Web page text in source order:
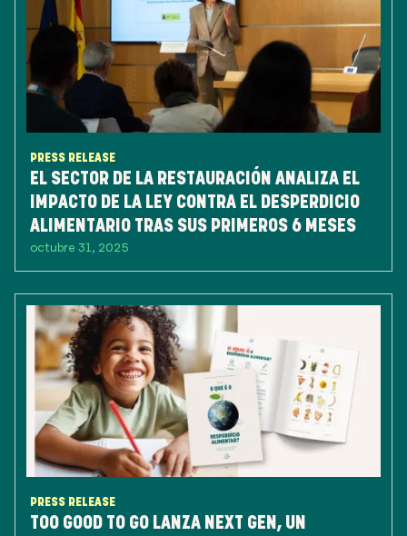
PRESS RELEASE
EL SECTOR DE LA RESTAURACIÓN ANALIZA EL
IMPACTO DE LA LEY CONTRA EL DESPERDICIO
ALIMENTARIO TRAS SUS PRIMEROS 6 MESES
octubre 31, 2025
PRESS RELEASE
TOO GOOD TO GO LANZA NEXT GEN, UN